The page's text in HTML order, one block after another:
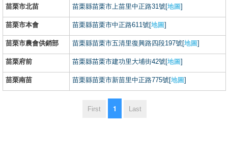
苗栗市北苗 苗栗縣苗栗市上苗里中正路31號[地圖]
苗栗市本會 苗栗縣苗栗市中正路611號[地圖]
苗栗市農會供銷部 苗栗縣苗栗市五清里復興路四段197號[地圖]
苗栗府前 苗栗縣苗栗市建功里大埔街42號[地圖]
苗栗南苗 苗栗縣苗栗市新苗里中正路775號[地圖]
First 1 Last